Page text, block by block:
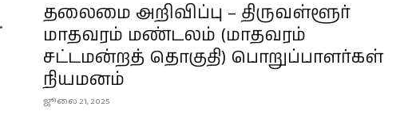
தலைமை அறிவிப்பு – திருவள்ளூர்
மாதவரம் மண்டலம் (மாதவரம்
சட்டமன்றத் தொகுதி) பொறுப்பாளர்கள்
நியமனம்
ஜூலை 21, 2025